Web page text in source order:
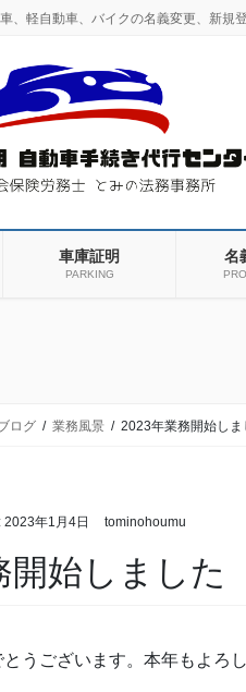
、軽自動車、バイクの名義変更、新規
車庫証明
PARKING
名
ログ 業務風景 2023年業務開始しま
2023年1月4日 tominohoumu
開始しました
うございます。本年もよろ